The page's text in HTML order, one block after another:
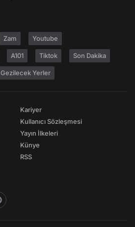
Zam Youtube
A101 Tiktok Son Dakika
Gezilecek Yerler
Kariyer
Kullanıcı Sözleşmesi
Yayın İlkeleri
Künye
RSS